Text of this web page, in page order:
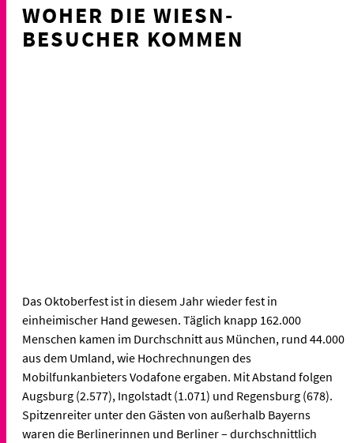
WOHER DIE WIESN-
BESUCHER KOMMEN
Das Oktoberfest ist in diesem Jahr wieder fest in
einheimischer Hand gewesen. Täglich knapp 162.000
Menschen kamen im Durchschnitt aus München, rund 44.000
aus dem Umland, wie Hochrechnungen des
Mobilfunkanbieters Vodafone ergaben. Mit Abstand folgen
Augsburg (2.577), Ingolstadt (1.071) und Regensburg (678).
Spitzenreiter unter den Gästen von außerhalb Bayerns
waren die Berlinerinnen und Berliner – durchschnittlich